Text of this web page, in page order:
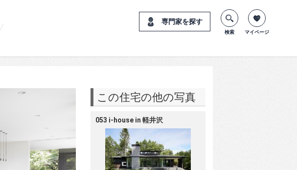
専門家を探す
検索 マイページ
この住宅の他の写真
053 i-house in 軽井沢